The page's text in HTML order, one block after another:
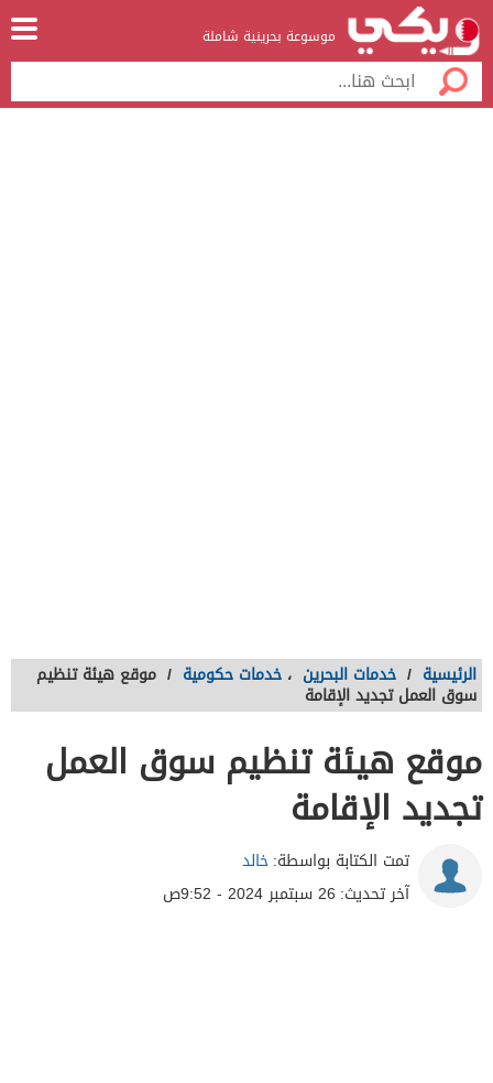
موسوعة بحرينية شاملة
الرئيسية / خدمات البحرين ، خدمات حكومية / موقع هيئة تنظيم
سوق العمل تجديد الإقامة
موقع هيئة تنظيم سوق العمل
تجديد الإقامة
تمت الكتابة بواسطة:خالد
آخر تحديث: 26 سبتمبر 2024 - 9:52ص